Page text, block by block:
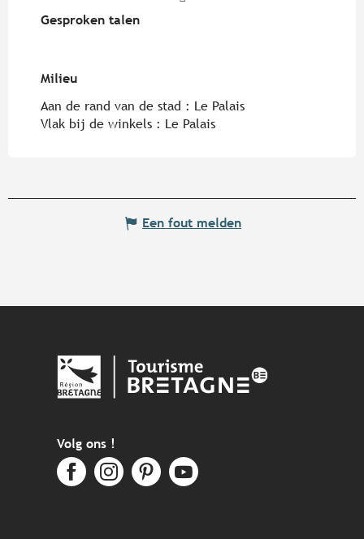
Gesproken talen
Gesproken talen
Milieu
Milieu
Aan de rand van de stad : Le Palais
Vlak bij de winkels : Le Palais
Een fout melden
Volg ons !